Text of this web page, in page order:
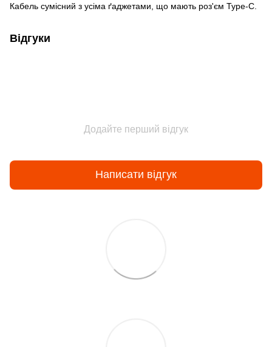
Кабель сумісний з усіма ґаджетами, що мають роз'єм Type-C.
Відгуки
Додайте перший відгук
Написати відгук